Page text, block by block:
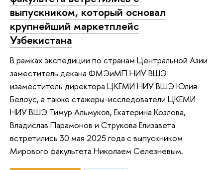
выпускником, который основал
крупнейший маркетплейс
Узбекистана
В рамках экспедиции по странам Центральной Азии
заместитель декана ФМЭиМП НИУ ВШЭ
изаместитель директора ЦКЕМИ НИУ ВШЭ Юлия
Белоус, а также стажеры-исследователи ЦКЕМИ
НИУ ВШЭ Тимур Альмуков, Екатерина Козлова,
Владислав Парамонов и Струкова Елизавета
встретились 30 мая 2025 года с выпускником
Мирового факультета Николаем Селезневым.